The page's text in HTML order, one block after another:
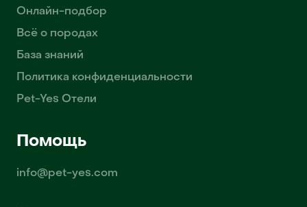
Онлайн-подбор
Всё о породах
База знаний
Политика конфиденциальности
Pet-Yes Отели
Помощь
info@pet-yes.com